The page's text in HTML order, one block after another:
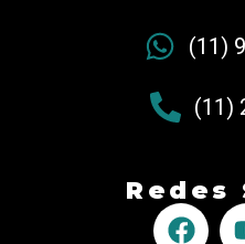
(11)
(11)
Redes